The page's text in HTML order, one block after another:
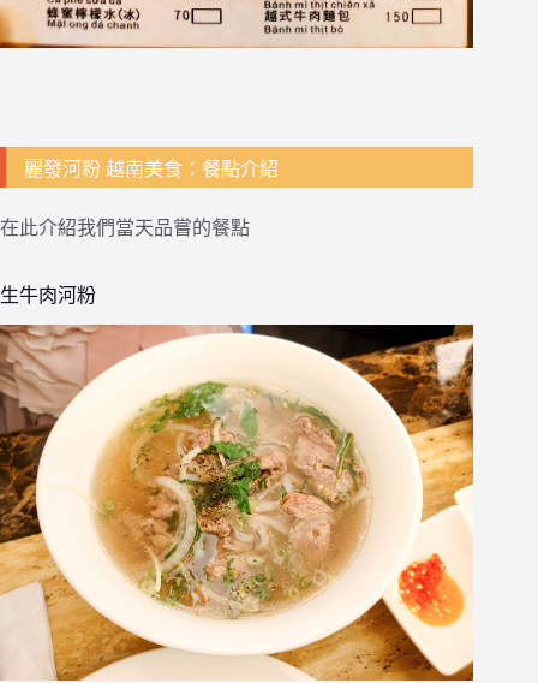
麗發河粉 越南美食：餐點介紹
在此介紹我們當天品嘗的餐點
生牛肉河粉